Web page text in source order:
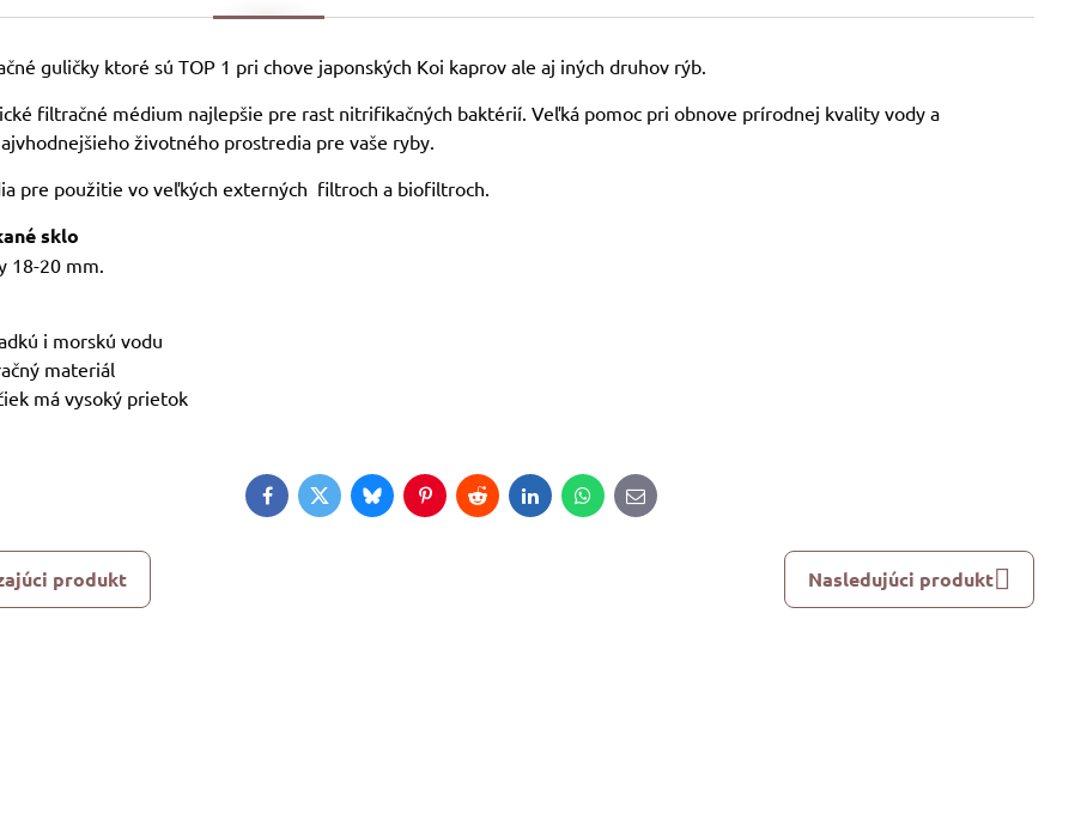
guličky ktoré sú TOP 1 pri chove japonských Koi kaprov ale aj iných druhov rýb.
filtračné médium najlepšie pre rast nitrifikačných baktérií. Veľká pomoc pri obnove prírodnej kvality vody a
životného prostredia pre vaše ryby.
pre použitie vo veľkých externých filtroch a biofiltroch.
sklo
18-20 mm.
i morskú vodu
materiál
má vysoký prietok
FacebookTwitterBlueskyPinterestRedditLinkedInWhatsApp
E-
mail
produkt Nasledujúci produkt